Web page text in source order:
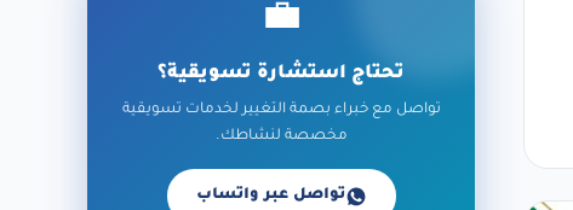
💼
تحتاج استشارة تسويقية؟
تواصل مع خبراء بصمة التغيير لخدمات تسويقية
مخصصة لنشاطك.
تواصل عبر واتساب